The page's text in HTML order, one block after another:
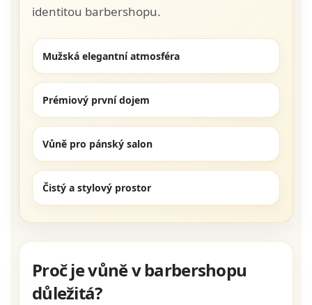
identitou barbershopu.
Mužská elegantní atmosféra
Prémiový první dojem
Vůně pro pánský salon
Čistý a stylový prostor
Proč je vůně v barbershopu
důležitá?